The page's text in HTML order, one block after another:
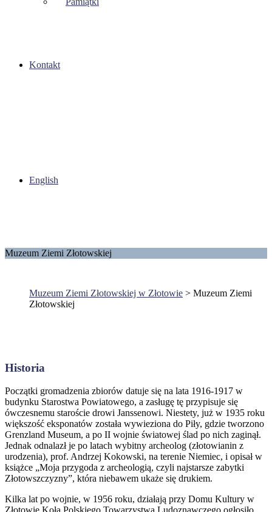
Kontakt
English
Muzeum Ziemi Złotowskiej
Muzeum Ziemi Złotowskiej w Złotowie > Muzeum Ziemi
Złotowskiej
Historia
Początki gromadzenia zbiorów datuje się na lata 1916-1917 w
budynku Starostwa Powiatowego, a zasługę tę przypisuje się
ówczesnemu staroście drowi Janssenowi. Niestety, już w 1935 roku
większość eksponatów została wywieziona do Piły, gdzie tworzono
Grenzland Museum, a po II wojnie światowej ślad po nich zaginął.
Jednak odnalazł je po latach wybitny archeolog (złotowianin z
urodzenia), prof. Andrzej Kokowski, na terenie Niemiec, i opisał w
książce „Moja przygoda z archeologią, czyli najstarsze zabytki
Złotowszczyzny”, która niebawem ukaże się drukiem.
Kilka lat po wojnie, w 1956 roku, działają przy Domu Kultury w